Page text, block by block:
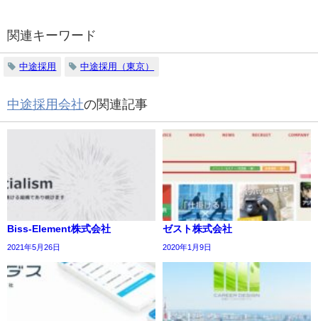
関連キーワード
中途採用 中途採用（東京）
中途採用会社の関連記事
Biss-Element株式会社
2021年5月26日
ゼスト株式会社
2020年1月9日